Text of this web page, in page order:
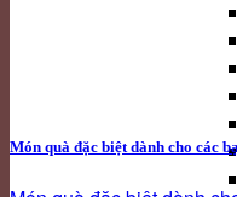
Món quà đặc biệt dành cho các